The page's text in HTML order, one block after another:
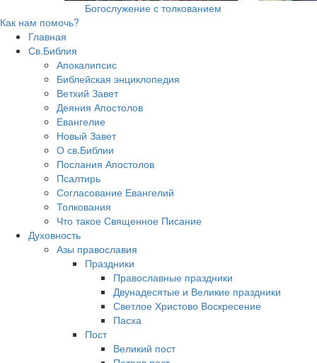
Богослужение с толкованием
Как нам помочь?
Главная
Св.Библия
Апокалипсис
Библейская энциклопедия
Ветхий Завет
Деяния Апостолов
Евангелие
Новый Завет
О св.Библии
Послания Апостолов
Псалтирь
Согласование Евангелий
Толкования
Что такое Священное Писание
Духовность
Азы православия
Праздники
Православные праздники
Двунадесятые и Великие праздники
Светлое Христово Воскресение
Пасха
Пост
Великий пост